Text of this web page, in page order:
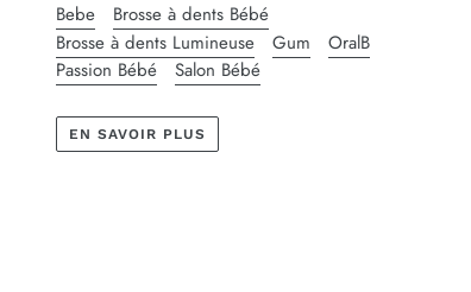
Bebe
Brosse à dents Bébé
Brosse à dents Lumineuse
Gum
OralB
Passion Bébé
Salon Bébé
EN SAVOIR PLUS